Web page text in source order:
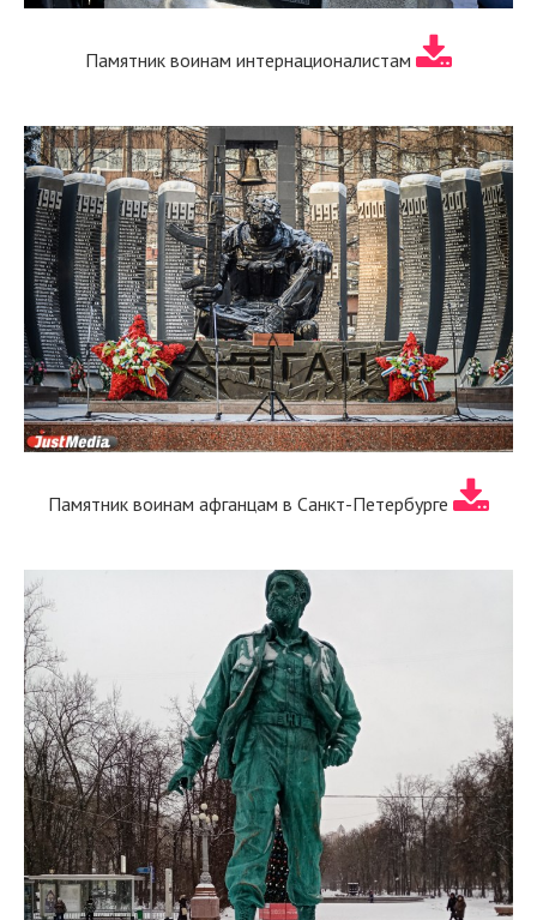
Памятник воинам интернационалистам
Памятник воинам афганцам в Санкт-Петербурге